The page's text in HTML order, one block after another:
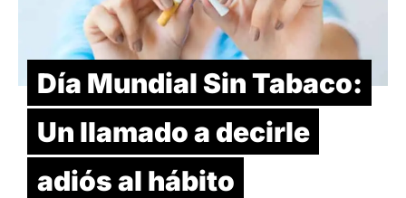
Día Mundial Sin Tabaco:
Un llamado a decirle
adiós al hábito